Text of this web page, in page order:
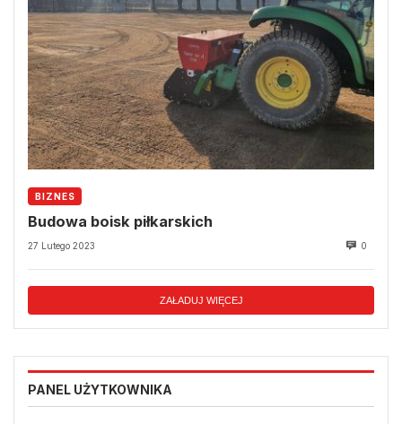
BIZNES
Budowa boisk piłkarskich
27 Lutego 2023 0
ZAŁADUJ WIĘCEJ
PANEL UŻYTKOWNIKA